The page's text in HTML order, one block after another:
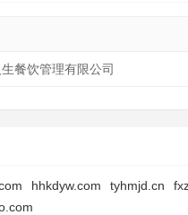
餐饮管理有限公司
hhkdyw.com tyhmjd.cn